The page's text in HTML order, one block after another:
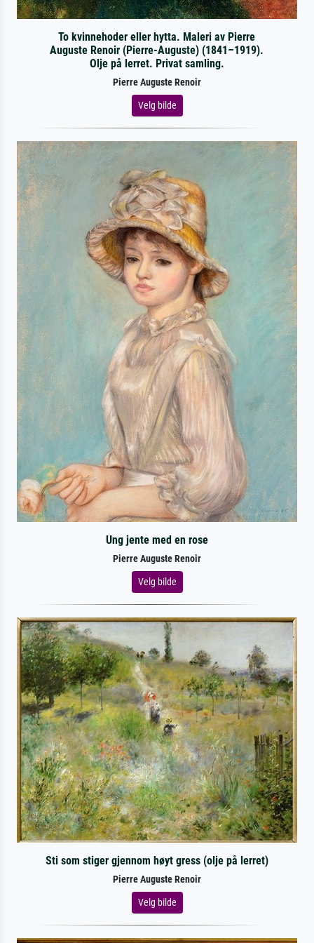
To kvinnehoder eller hytta. Maleri av Pierre
Auguste Renoir (Pierre-Auguste) (1841–1919).
Olje på lerret. Privat samling.
Pierre Auguste Renoir
Velg bilde
Ung jente med en rose
Pierre Auguste Renoir
Velg bilde
Sti som stiger gjennom høyt gress (olje på lerret)
Pierre Auguste Renoir
Velg bilde